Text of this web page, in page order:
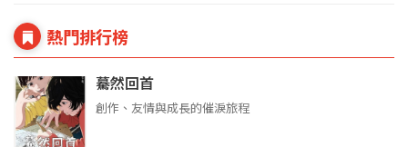
熱門排行榜
驀然回首
創作、友情與成長的催淚旅程